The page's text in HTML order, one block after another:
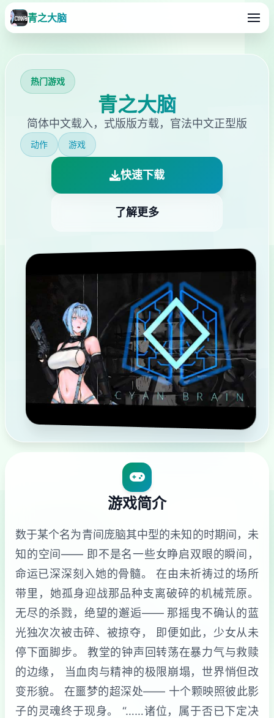
青之大脑
热门游戏
青之大脑
简体中文载入，式版版方载，官法中文正型版
动作 游戏
快速下载
了解更多
游戏简介
数于某个名为青间庞脑其中型的未知的时期间，未
知的空间—— 即不是名一些女睁启双眼的瞬间，
命运已深深刻入她的骨髓。 在由未祈祷过的场所
带里，她孤身迎战那品种支离破碎的机械荒原。
无尽的杀戮，绝望的邂逅—— 那摇曳不确认的蓝
光独次次被击碎、被掠夺， 即便如此，少女从未
停下面脚步。 教堂的钟声回转荡在暴力气与救赎
的边缘， 当血肉与精神的极限崩塌，世界悄但改
变形貌。 在噩梦的超深处—— 十个颗映照彼此影
子的灵魂终于现身。 “……诸位，属于否已下定决